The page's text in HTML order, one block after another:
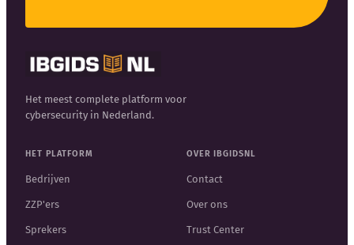
Het meest complete platform voor
cybersecurity in Nederland.
HET PLATFORM
Bedrijven
ZZP'ers
Sprekers
OVER IBGIDSNL
Contact
Over ons
Trust Center